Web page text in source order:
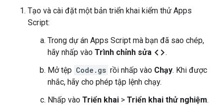
Tạo và cài đặt một bản triển khai kiểm thử Apps
Script:
Trong dự án Apps Script mà bạn đã sao chép,
hãy nhấp vào Trình chỉnh sửa code.
Mở tệp Code.gs rồi nhấp vào Chạy. Khi được
nhắc, hãy cho phép tập lệnh chạy.
Nhấp vào Triển khai > Triển khai thử nghiệm.